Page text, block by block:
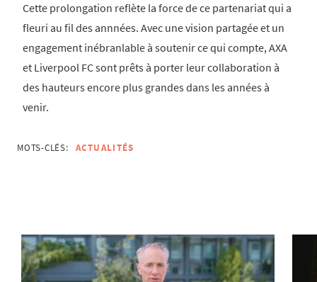
Cette prolongation reflète la force de ce partenariat qui a
fleuri au fil des annnées. Avec une vision partagée et un
engagement inébranlable à soutenir ce qui compte, AXA
et Liverpool FC sont prêts à porter leur collaboration à
des hauteurs encore plus grandes dans les années à
venir.
MOTS-CLÉS: ACTUALITÉS